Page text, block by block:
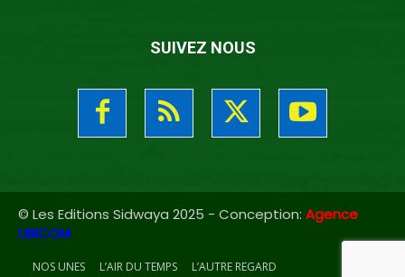
SUIVEZ NOUS
© Les Editions Sidwaya 2025 - Conception: Agence
UBICOM
NOS UNES L’AIR DU TEMPS L’AUTRE REGARD